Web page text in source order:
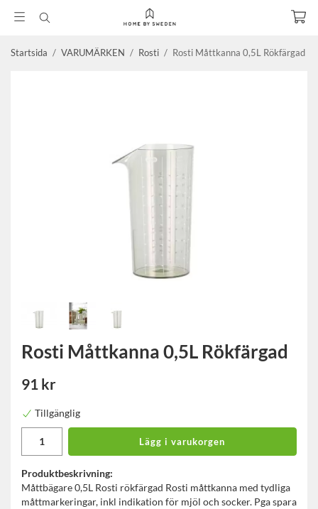
Startsida / VARUMÄRKEN / Rosti / Rosti Måttkanna 0,5L Rökfärgad
Rosti Måttkanna 0,5L Rökfärgad
91 kr
Tillgänglig
Lägg i varukorgen
Produktbeskrivning:
Måttbägare 0,5L Rosti rökfärgad Rosti måttkanna med tydliga
måttmarkeringar, inkl indikation för mjöl och socker. Pga spara